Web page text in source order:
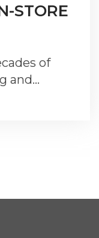
STORE
of
and…